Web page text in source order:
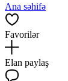
Ana səhifə
Favorilər
Elan paylaş